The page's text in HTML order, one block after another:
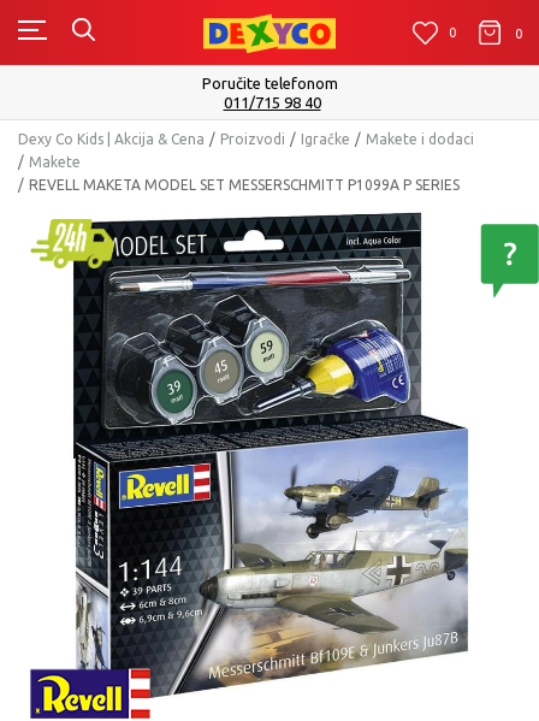
0 0 0
Poručite telefonom
011/715 98 40
Dexy Co Kids | Akcija & Cena Proizvodi Igračke
Makete i dodaci
Makete
REVELL MAKETA MODEL SET MESSERSCHMITT P1099A P SERIES